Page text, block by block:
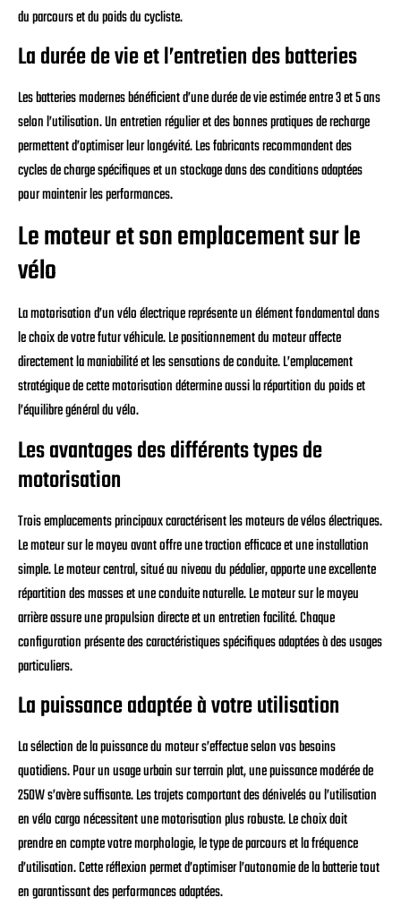
du parcours et du poids du cycliste.
La durée de vie et l’entretien des batteries
Les batteries modernes bénéficient d’une durée de vie estimée entre 3 et 5 ans
selon l’utilisation. Un entretien régulier et des bonnes pratiques de recharge
permettent d’optimiser leur longévité. Les fabricants recommandent des
cycles de charge spécifiques et un stockage dans des conditions adaptées
pour maintenir les performances.
Le moteur et son emplacement sur le
vélo
La motorisation d’un vélo électrique représente un élément fondamental dans
le choix de votre futur véhicule. Le positionnement du moteur affecte
directement la maniabilité et les sensations de conduite. L’emplacement
stratégique de cette motorisation détermine aussi la répartition du poids et
l’équilibre général du vélo.
Les avantages des différents types de
motorisation
Trois emplacements principaux caractérisent les moteurs de vélos électriques.
Le moteur sur le moyeu avant offre une traction efficace et une installation
simple. Le moteur central, situé au niveau du pédalier, apporte une excellente
répartition des masses et une conduite naturelle. Le moteur sur le moyeu
arrière assure une propulsion directe et un entretien facilité. Chaque
configuration présente des caractéristiques spécifiques adaptées à des usages
particuliers.
La puissance adaptée à votre utilisation
La sélection de la puissance du moteur s’effectue selon vos besoins
quotidiens. Pour un usage urbain sur terrain plat, une puissance modérée de
250W s’avère suffisante. Les trajets comportant des dénivelés ou l’utilisation
en vélo cargo nécessitent une motorisation plus robuste. Le choix doit
prendre en compte votre morphologie, le type de parcours et la fréquence
d’utilisation. Cette réflexion permet d’optimiser l’autonomie de la batterie tout
en garantissant des performances adaptées.